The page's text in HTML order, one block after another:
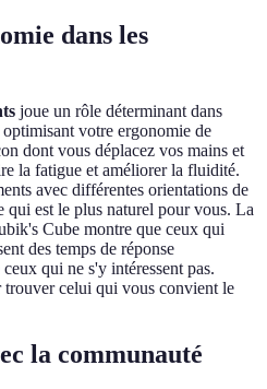
dans les
joue un rôle déterminant dans
votre ergonomie de
dont vous déplacez vos mains et
la fatigue et améliorer la fluidité.
avec différentes orientations de
est le plus naturel pour vous. La
Cube montre que ceux qui
des temps de réponse
qui ne s'y intéressent pas.
trouver celui qui vous convient le
la communauté